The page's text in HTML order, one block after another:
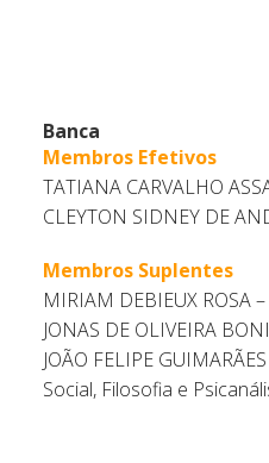
Banca
Membros Efetivos
TATIANA CARVALHO
CLEYTON SIDNEY DE
Membros Suplentes
MIRIAM DEBIEUX ROSA
JONAS DE OLIVEIRA
JOÃO FELIPE
Social, Filosofia e